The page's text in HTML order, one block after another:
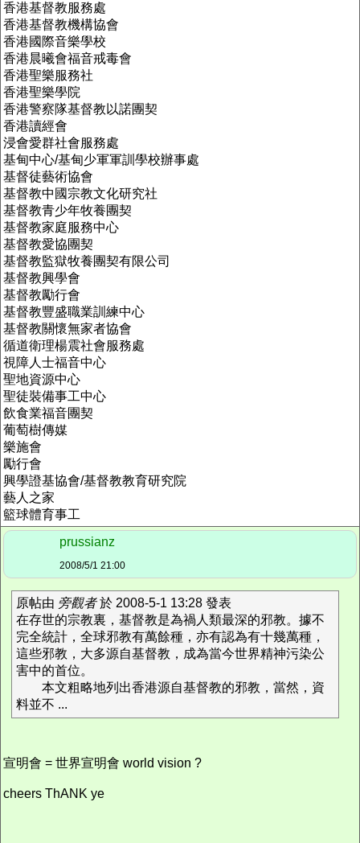
香港基督教服務處
香港基督教機構協會
香港國際音樂學校
香港晨曦會福音戒毒會
香港聖樂服務社
香港聖樂學院
香港警察隊基督教以諾團契
香港讀經會
浸會愛群社會服務處
基甸中心/基甸少軍軍訓學校辦事處
基督徒藝術協會
基督教中國宗教文化研究社
基督教青少年牧養團契
基督教家庭服務中心
基督教愛協團契
基督教監獄牧養團契有限公司
基督教興學會
基督教勵行會
基督教豐盛職業訓練中心
基督教關懷無家者協會
循道衛理楊震社會服務處
視障人士福音中心
聖地資源中心
聖徒裝備事工中心
飲食業福音團契
葡萄樹傳媒
樂施會
勵行會
興學證基協會/基督教教育研究院
藝人之家
籃球體育事工
prussianz
2008/5/1 21:00
原帖由 旁觀者於 2008-5-1 13:28 發表
在存世的宗教裏，基督教是為禍人類最深的邪教。據不
完全統計，全球邪教有萬餘種，亦有認為有十幾萬種，
這些邪教，大多源自基督教，成為當今世界精神污染公
害中的首位。
本文粗略地列出香港源自基督教的邪教，當然，資
料並不 ...
宣明會 = 世界宣明會 world vision ?
cheers ThANK ye